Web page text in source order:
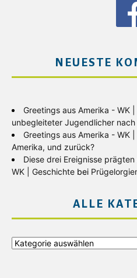
NEUESTE
Greetings aus Amerika - WK
unbegleiteter Jugendlicher nach
Greetings aus Amerika - WK
Amerika, und zurück?
Diese drei Ereignisse
WK | Geschichte bei
ALLE
Alle